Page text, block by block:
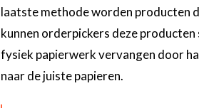
laatste methode worden producten
kunnen orderpickers deze
fysiek papierwerk vervangen door
naar de juiste papieren.